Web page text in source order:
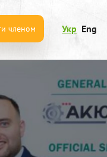
членом Укр Eng